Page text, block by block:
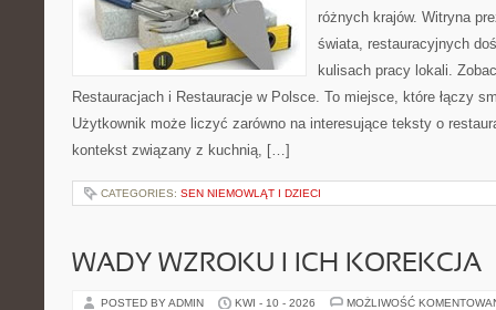
różnych krajów. Witryna
świata, restauracyjnych
kulisach pracy lokali.
Restauracjach i Restauracje w Polsce. To miejsce, które łączy
Użytkownik może liczyć zarówno na interesujące teksty o
kontekst związany z kuchnią, […]
CATEGORIES: SEN NIEMOWLĄT I DZIECI
WADY WZROKU I ICH KOREKCJA
POSTED BY ADMIN KWI - 10 - 2026 MOŻLIWOŚĆ